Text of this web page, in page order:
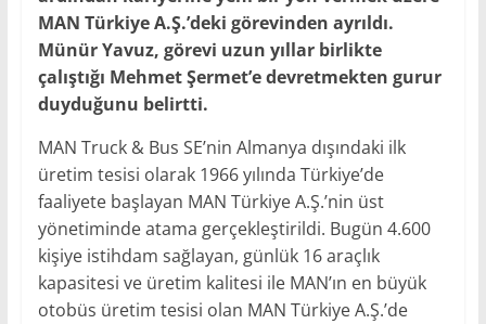
MAN Türkiye A.Ş.’deki görevinden ayrıldı.
Münür Yavuz, görevi uzun yıllar birlikte
çalıştığı Mehmet Şermet’e devretmekten gurur
duyduğunu belirtti.
MAN Truck & Bus SE’nin Almanya dışındaki ilk
üretim tesisi olarak 1966 yılında Türkiye’de
faaliyete başlayan MAN Türkiye A.Ş.’nin üst
yönetiminde atama gerçekleştirildi. Bugün 4.600
kişiye istihdam sağlayan, günlük 16 araçlık
kapasitesi ve üretim kalitesi ile MAN’ın en büyük
otobüs üretim tesisi olan MAN Türkiye A.Ş.’de